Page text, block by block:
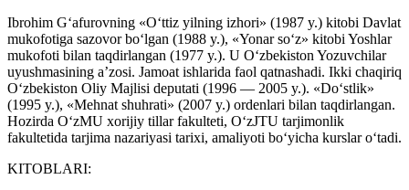
Ibrohim G‘afurovning «O‘ttiz yilning izhori» (1987 y.) kitobi Davlat
mukofotiga sazovor bo‘lgan (1988 y.), «Yonar so‘z» kitobi Yoshlar
mukofoti bilan taqdirlangan (1977 y.). U O‘zbekiston Yozuvchilar
uyushmasining a’zosi. Jamoat ishlarida faol qatnashadi. Ikki chaqiriq
O‘zbekiston Oliy Majlisi deputati (1996 — 2005 y.). «Do‘stlik»
(1995 y.), «Mehnat shuhrati» (2007 y.) ordenlari bilan taqdirlangan.
Hozirda O‘zMU xorijiy tillar fakulteti, O‘zJTU tarjimonlik
fakultetida tarjima nazariyasi tarixi, amaliyoti bo‘yicha kurslar o‘tadi.
KITOBLARI: